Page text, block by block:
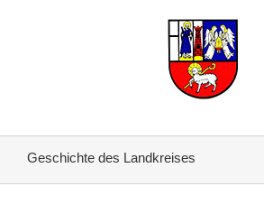
Geschichte des Landkreises